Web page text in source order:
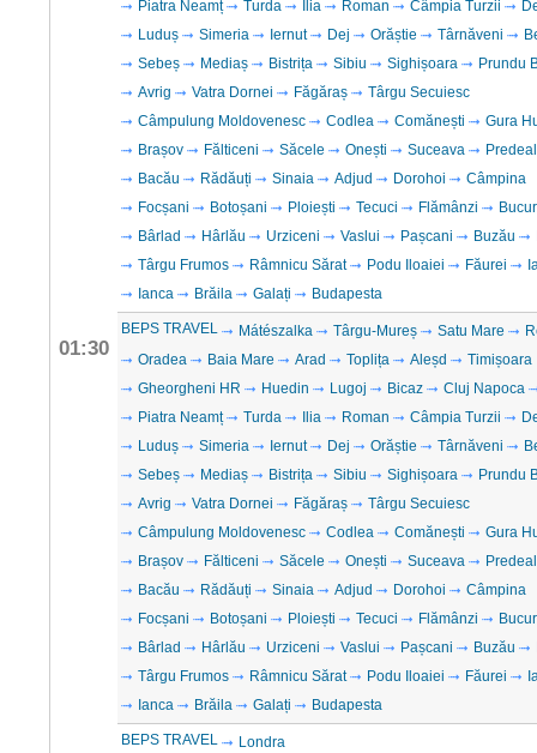
01:30
Piatra Neamț Turda Ilia Roman Câmpia Turzii
Luduș
Simeria Iernut Dej Orăștie Târnăveni
Sebeș
Mediaș Bistrița Sibiu Sighișoara
Prundu
Avrig
Vatra Dornei Făgăraș
Târgu Secuiesc
Câmpulung Moldovenesc
Codlea Comănești
Gura
Brașov
Fălticeni Săcele Onești Suceava
Predeal
Bacău
Rădăuți Sinaia Adjud Dorohoi
Câmpina
Focșani
Botoșani Ploiești Tecuci Flămânzi
Bârlad
Hârlău Urziceni Vaslui Pașcani Buzău
Târgu Frumos
Râmnicu Sărat Podu Iloaiei Făurei
Ianca
Brăila Galați Budapesta
BEPS TRAVEL Mátészalka Târgu-Mureș Satu Mare
Oradea
Baia Mare Arad Toplița Aleșd
Timișoara
Gheorgheni HR
Huedin Lugoj Bicaz
Cluj Napoca
Piatra Neamț
Turda Ilia Roman Câmpia Turzii
Luduș
Simeria Iernut Dej Orăștie Târnăveni
Sebeș
Mediaș Bistrița Sibiu Sighișoara
Prundu
Avrig
Vatra Dornei Făgăraș
Târgu Secuiesc
Câmpulung Moldovenesc
Codlea Comănești
Gura
Brașov
Fălticeni Săcele Onești Suceava
Predeal
Bacău
Rădăuți Sinaia Adjud Dorohoi
Câmpina
Focșani
Botoșani Ploiești Tecuci Flămânzi
Bârlad
Hârlău Urziceni Vaslui Pașcani Buzău
Târgu Frumos
Râmnicu Sărat Podu Iloaiei Făurei
Ianca
Brăila Galați Budapesta
BEPS TRAVEL Londra